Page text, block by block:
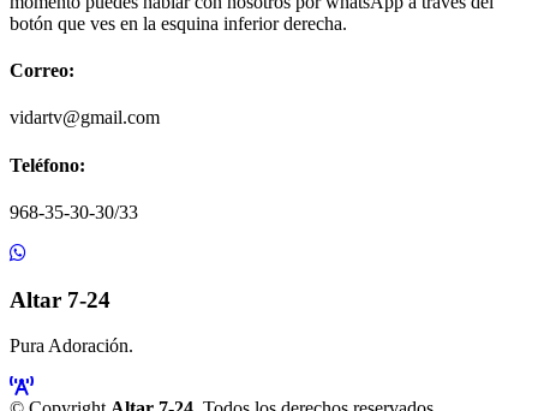
botón que ves en la esquina inferior derecha.
Correo:
vidartv@gmail.com
Teléfono:
968-35-30-30/33
Altar 7-24
Pura Adoración.